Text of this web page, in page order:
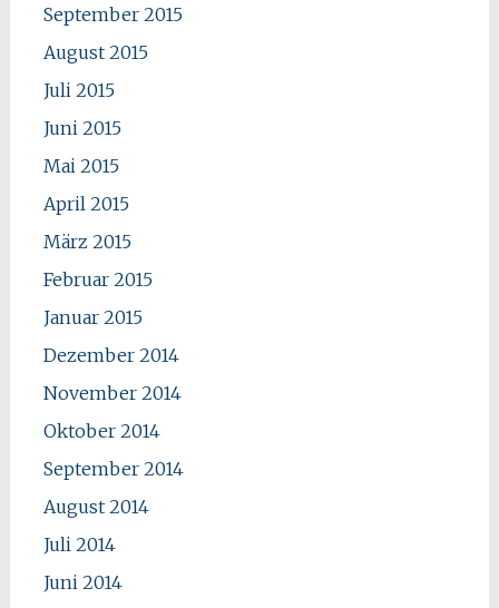
September 2015
August 2015
Juli 2015
Juni 2015
Mai 2015
April 2015
März 2015
Februar 2015
Januar 2015
Dezember 2014
November 2014
Oktober 2014
September 2014
August 2014
Juli 2014
Juni 2014